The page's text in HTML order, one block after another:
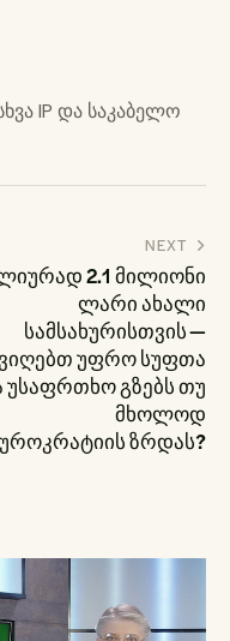
IP და საკაბელო
NEXT
2.1 მილიონი
ლარი ახალი
სამსახურისთვის —
უფრო სუფთა
უსაფრთხო გზებს თუ
მხოლოდ
ზრდას?